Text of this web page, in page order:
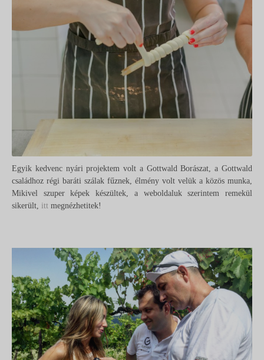
Egyik kedvenc nyári projektem volt a Gottwald Borászat, a Gottwald
családhoz régi baráti szálak fűznek, élmény volt velük a közös munka,
Mikivel szuper képek készültek, a weboldaluk szerintem remekül
sikerült, itt megnézhetitek!